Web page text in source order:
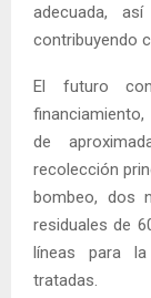
adecuada,
contribuyendo
El futuro
de
recolección
bombeo, dos
residuales de
líneas para
tratadas.